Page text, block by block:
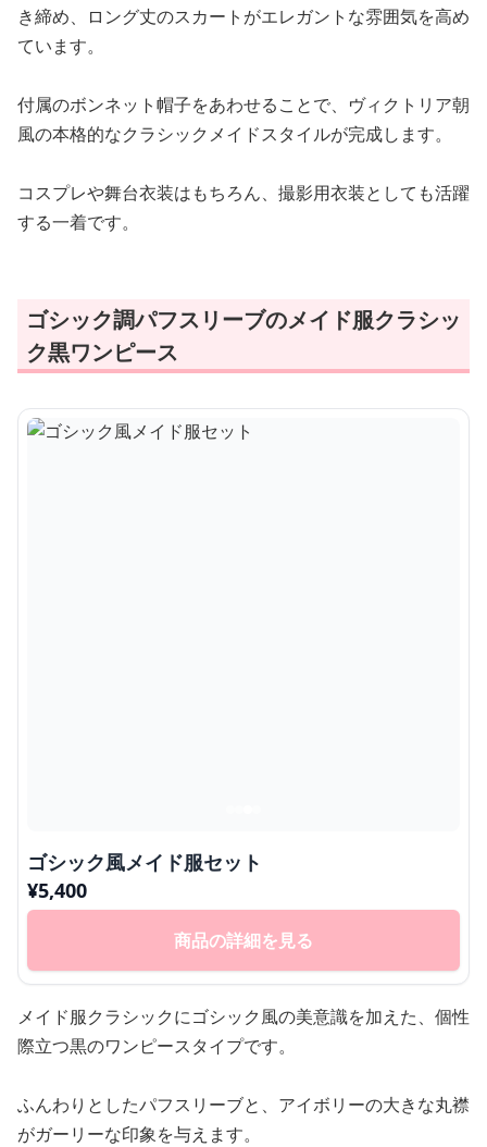
き締め、ロング丈のスカートがエレガントな雰囲気を高め
ています。
付属のボンネット帽子をあわせることで、ヴィクトリア朝
風の本格的なクラシックメイドスタイルが完成します。
コスプレや舞台衣装はもちろん、撮影用衣装としても活躍
する一着です。
ゴシック調パフスリーブのメイド服クラシッ
ク黒ワンピース
ゴシック風メイド服セット
¥5,400
商品の詳細を見る
メイド服クラシックにゴシック風の美意識を加えた、個性
際立つ黒のワンピースタイプです。
ふんわりとしたパフスリーブと、アイボリーの大きな丸襟
がガーリーな印象を与えます。